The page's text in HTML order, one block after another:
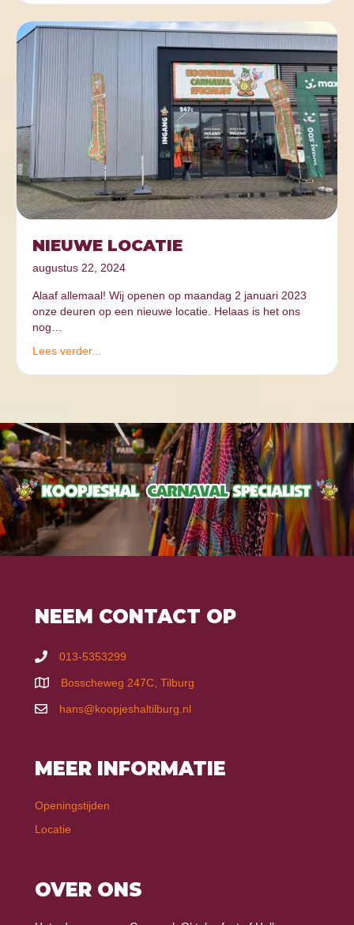
NIEUWE LOCATIE
augustus 22, 2024
Alaaf allemaal! Wij openen op maandag 2 januari 2023
onze deuren op een nieuwe locatie. Helaas is het ons
nog…
Lees verder...
NEEM CONTACT OP
013-5353299
Bosscheweg 247C, Tilburg
hans@koopjeshaltilburg.nl
MEER INFORMATIE
Openingstijden
Locatie
OVER ONS